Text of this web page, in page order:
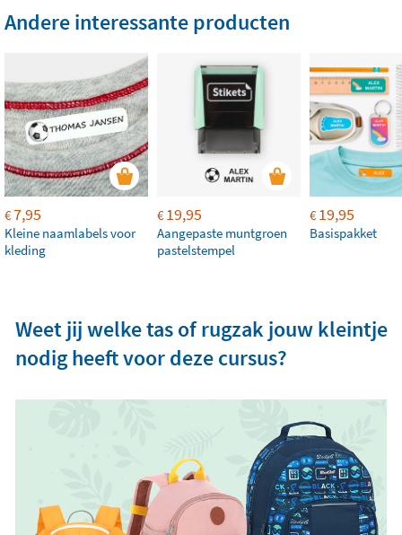
Andere interessante producten
€7,95
Kleine naamlabels voor
kleding
€19,95
Aangepaste muntgroen
pastelstempel
€19,95
Basispakket
Weet jij welke tas of rugzak jouw kleintje
nodig heeft voor deze cursus?